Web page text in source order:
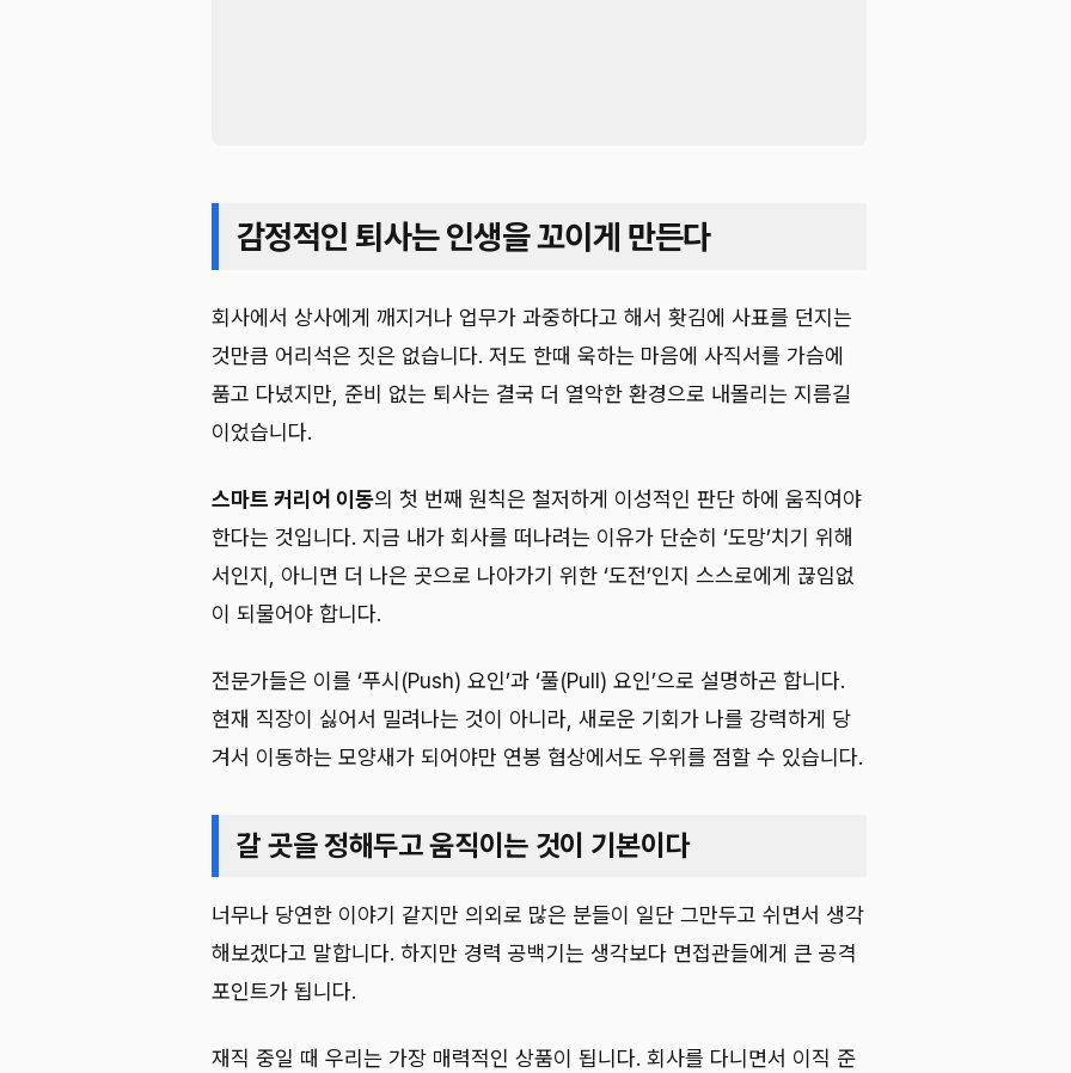
감정적인 퇴사는 인생을 꼬이게 만든다
회사에서 상사에게 깨지거나 업무가 과중하다고 해서 홧김에 사표를 던지는
것만큼 어리석은 짓은 없습니다. 저도 한때 욱하는 마음에 사직서를 가슴에
품고 다녔지만, 준비 없는 퇴사는 결국 더 열악한 환경으로 내몰리는 지름길
이었습니다.
스마트 커리어 이동의 첫 번째 원칙은 철저하게 이성적인 판단 하에 움직여야
한다는 것입니다. 지금 내가 회사를 떠나려는 이유가 단순히 ‘도망’치기 위해
서인지, 아니면 더 나은 곳으로 나아가기 위한 ‘도전’인지 스스로에게 끊임없
이 되물어야 합니다.
전문가들은 이를 ‘푸시(Push) 요인’과 ‘풀(Pull) 요인’으로 설명하곤 합니다.
현재 직장이 싫어서 밀려나는 것이 아니라, 새로운 기회가 나를 강력하게 당
겨서 이동하는 모양새가 되어야만 연봉 협상에서도 우위를 점할 수 있습니다.
갈 곳을 정해두고 움직이는 것이 기본이다
너무나 당연한 이야기 같지만 의외로 많은 분들이 일단 그만두고 쉬면서 생각
해보겠다고 말합니다. 하지만 경력 공백기는 생각보다 면접관들에게 큰 공격
포인트가 됩니다.
재직 중일 때 우리는 가장 매력적인 상품이 됩니다. 회사를 다니면서 이직 준